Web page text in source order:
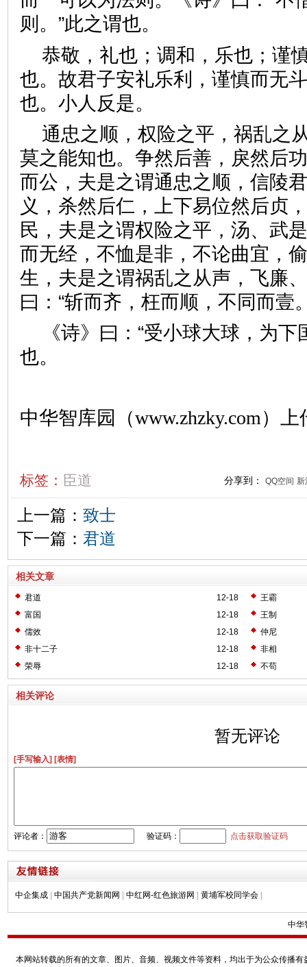
则。”此之谓也。
恭敬，礼也；调和，乐也；谨
也。故君子安礼乐利，谨慎而无
也。小人反是。
通忠之顺，权险之平，祸乱之
莫之能知也。争然后善，戾然后
而公，夫是之谓通忠之顺，信陵
义，杀然后仁，上下易位然后贞
民，夫是之谓权险之平，汤、武
而无经，不恤是非，不论曲宜，
生，夫是之谓祸乱之从声，飞廉
曰：“斩而齐，枉而顺，不同
《诗》曰：“受小球大球，为下
也。
中华智库园（www.zhzky.com）上
标签： 臣道 分享到： QQ空间 新
上一篇： 致士
下一篇： 君道
相关文章
12-18
君道
王霸
12-18
富国
王制
12-18
儒效
仲尼
12-18
非十二子
非相
12-18
荣辱 不苟
相关评论
暂无评论
[手写输入] [表情]
评论者： 验证码： 点击获取验证码
中企集成 中国共产党新闻网 中红网-红色旅游网 黄埔军校同学会
中华
本网站转载的所有的文章、图片、音频、视频文件等资料，均出于为公众传播